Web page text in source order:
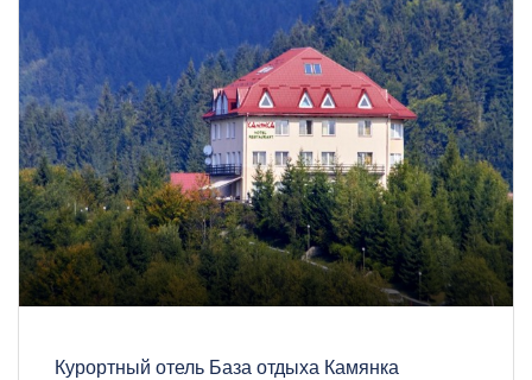
Курортный отель База отдыха Камянка